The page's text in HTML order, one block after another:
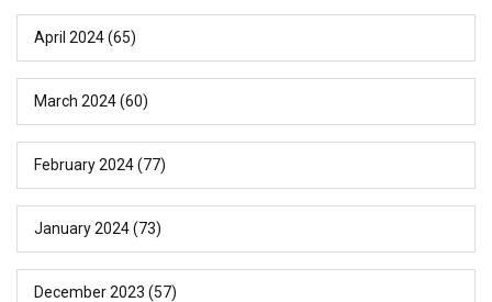
April 2024(65)
March 2024(60)
February 2024(77)
January 2024(73)
December 2023 (57)